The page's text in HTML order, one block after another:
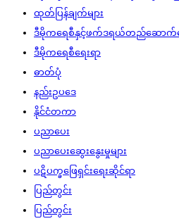
ထုတ်ပြန်ချက်များ
ဒီမိုကရေစီနှင့်ဖက်ဒရယ်တည်ဆောက်‌ရေ
ဒီမိုကရေစီရေးရာ
ဓာတ်ပုံ
နည်းဥပဒေ
နိုင်ငံတကာ
ပညာပေး
ပညာပေးဆွေးနွေးမှုများ
ပဋိပက္ခဖြေရှင်းရေးဆိုင်ရာ
ပြည်တွင်း
ပြည်တွင်း